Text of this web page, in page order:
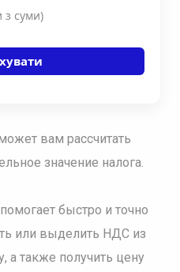
з суми)
вам рассчитать
значение налога.
быстро и точно
или выделить НДС из
также получить цену